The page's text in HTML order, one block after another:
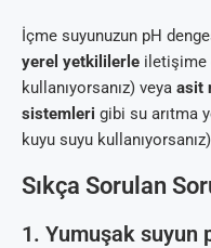
İçme suyunuzun pH
yerel yetkililerle iletişime
kullanıyorsanız) veya asit
sistemleri gibi su arıtma
kuyu suyu
Sıkça Sorulan
1. Yumuşak suyun